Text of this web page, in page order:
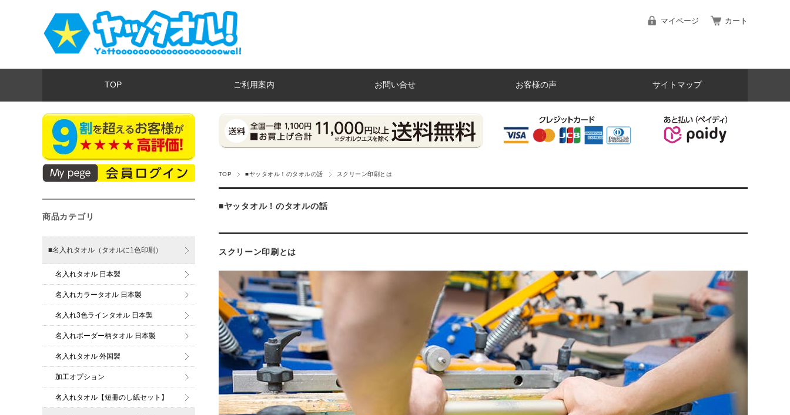
マイページ カート
TOP ご利用案内 お問い合せ お客様の声 サイトマップ
TOP ■ヤッタオル！のタオルの話 スクリーン印刷とは
■ヤッタオル！のタオルの話
スクリーン印刷とは
商品カテゴリ
■名入れタオル（タオルに1色印刷）
名入れタオル 日本製
名入れカラータオル 日本製
名入れ3色ラインタオル 日本製
名入れボーダー柄タオル 日本製
名入れタオル 外国製
加工オプション
名入れタオル【短冊のし紙セット】